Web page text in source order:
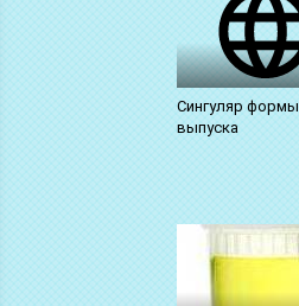
Сингуляр формы
выпуска